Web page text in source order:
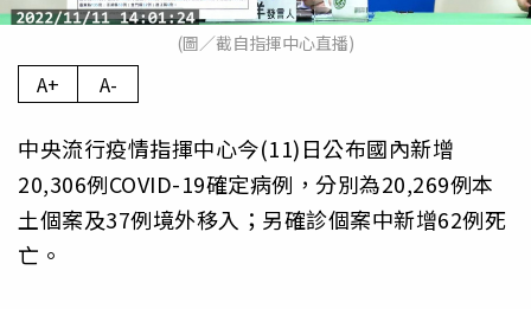
(圖／截自指揮中心直播)
A+ A-
中央流行疫情指揮中心今(11)日公布國內新增
20,306例COVID-19確定病例，分別為20,269例本
土個案及37例境外移入；另確診個案中新增62例死
亡。